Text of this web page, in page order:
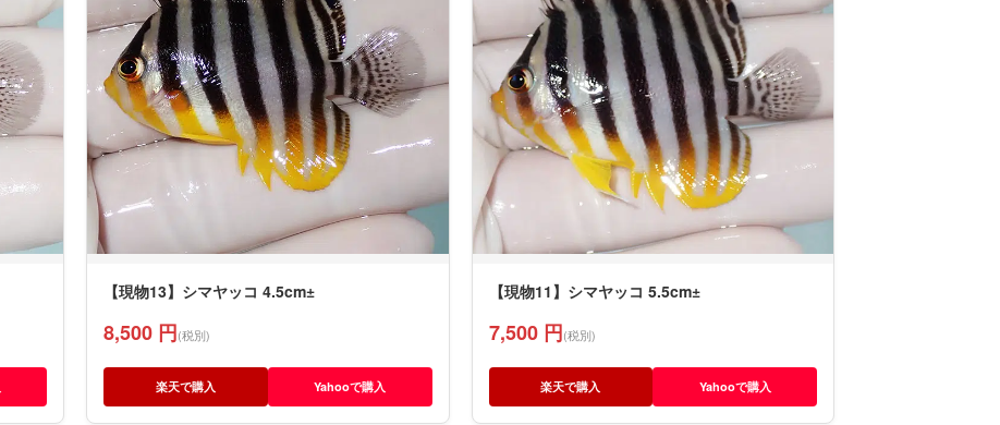
【現物13】シマヤッコ 4.5cm±
8,500 円(税別)
楽天で購入 Yahooで購入
【現物11】シマヤッコ 5.5cm±
7,500 円(税別)
楽天で購入 Yahooで購入